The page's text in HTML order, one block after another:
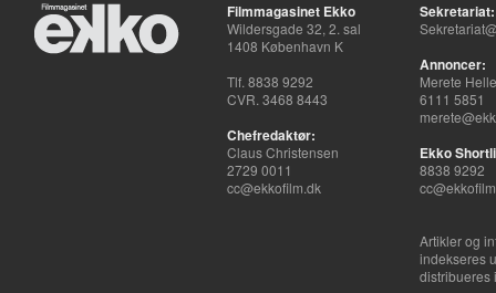
Filmmagasinet Ekko
Wildersgade 32, 2. sal
1408 København K
Tlf. 8838 9292
CVR. 3468 8443
Chefredaktør:
Claus Christensen
2729 0011
cc@ekkofilm.dk
Sekretariat:
Annoncer:
Merete
6111 5851
Ekko
8838 9292
Artikler og
indekseres
distribueres